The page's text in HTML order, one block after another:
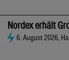
Nordex erhält
6. August 2026,